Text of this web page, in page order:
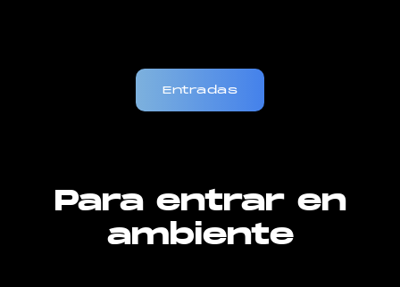
Entradas
Para entrar en
ambiente